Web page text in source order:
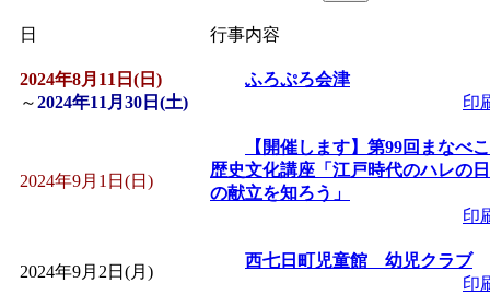
間：2026/07/09～
「皆鶴姫のこびる塾
」 受付期間：～
子育て講座「ばん
2026/07/10～2026/08/
日 行事内容
2024年8月11日(日)
～2024年11月30日(土)
ふろぷろ会津
印
2024年9月1日(日)
【開催します】第99回まなべこ
歴史文化講座「江戸時代のハレの日
の献立を知ろう」
印
2024年9月2日(月)
西七日町児童館 幼児クラブ
印